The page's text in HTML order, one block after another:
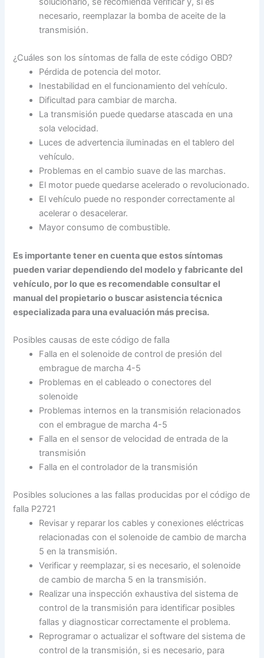
necesario, reemplazar la bomba de aceite de la
transmisión.
¿Cuáles son los síntomas de falla de este código OBD?
Pérdida de potencia del motor.
Inestabilidad en el funcionamiento del vehículo.
Dificultad para cambiar de marcha.
La transmisión puede quedarse atascada en una
sola velocidad.
Luces de advertencia iluminadas en el tablero del
vehículo.
Problemas en el cambio suave de las marchas.
El motor puede quedarse acelerado o revolucionado.
El vehículo puede no responder correctamente al
acelerar o desacelerar.
Mayor consumo de combustible.
Es importante tener en cuenta que estos síntomas
pueden variar dependiendo del modelo y fabricante del
vehículo, por lo que es recomendable consultar el
manual del propietario o buscar asistencia técnica
especializada para una evaluación más precisa.
Posibles causas de este código de falla
Falla en el solenoide de control de presión del
embrague de marcha 4-5
Problemas en el cableado o conectores del
solenoide
Problemas internos en la transmisión relacionados
con el embrague de marcha 4-5
Falla en el sensor de velocidad de entrada de la
transmisión
Falla en el controlador de la transmisión
Posibles soluciones a las fallas producidas por el código de
falla P2721
Revisar y reparar los cables y conexiones eléctricas
relacionadas con el solenoide de cambio de marcha
5 en la transmisión.
Verificar y reemplazar, si es necesario, el solenoide
de cambio de marcha 5 en la transmisión.
Realizar una inspección exhaustiva del sistema de
control de la transmisión para identificar posibles
fallas y diagnosticar correctamente el problema.
Reprogramar o actualizar el software del sistema de
control de la transmisión, si es necesario, para